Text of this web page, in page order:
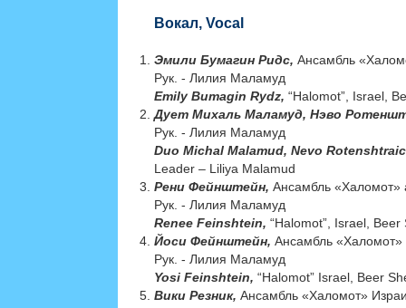
Вокал, Vocal
Эмили Бумагин Ридс, Aнсамбль
Рук. - Лилия Маламуд
Emily Bumagin Rydz, “Halomot”, Israel,
Дует Михаль Маламуд, Нэво
Рук. - Лилия Маламуд
Duo Michal Malamud, Nevo
Leader – Liliya Malamud
Рени Фейнштейн, Aнсамбль
Рук. - Лилия Маламуд
Renee Feinshtein, “Halomot”, Israel,
Йоси Фейнштейн, Aнсамбль
Рук. - Лилия Маламуд
Yosi Feinshtein, “Halomot” Israel, Beer
Вики Резник, Aнсамбль «Халомот»